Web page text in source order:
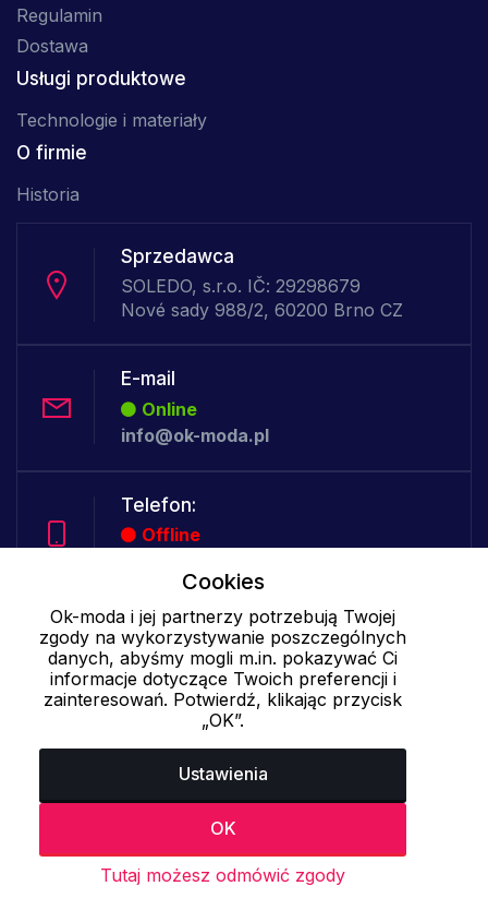
Regulamin
Dostawa
Usługi produktowe
Technologie i materiały
O firmie
Historia
Sprzedawca
SOLEDO, s.r.o. IČ: 29298679
Nové sady 988/2, 60200 Brno CZ
E-mail
Online
info@ok-moda.pl
Telefon:
Offline
Cookies - szczegółowe ustawienia|Więcej informacji|
prywatności
Cookies
Ok-moda i jej partnerzy potrzebują Twojej
zgody na wykorzystywanie poszczególnych
danych, abyśmy mogli m.in. pokazywać Ci
informacje dotyczące Twoich preferencji i
zainteresowań. Potwierdź, klikając przycisk
„OK”.
Ustawienia
OK
Tutaj możesz odmówić zgody